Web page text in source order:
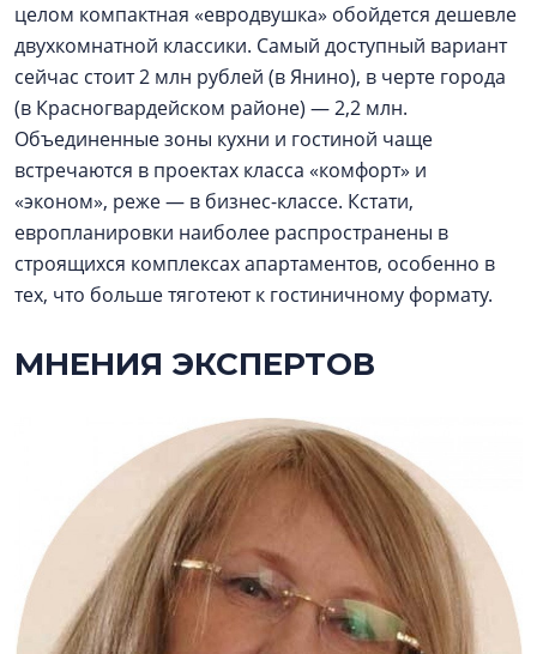
целом компактная «евродвушка» обойдется дешевле
двухкомнатной классики. Самый доступный вариант
сейчас стоит 2 млн рублей (в Янино), в черте города
(в Красногвардейском районе) — 2,2 млн.
Объединенные зоны кухни и гостиной чаще
встречаются в проектах класса «комфорт» и
«эконом», реже — в бизнес-классе. Кстати,
европланировки наиболее распространены в
строящихся комплексах апартаментов, особенно в
тех, что больше тяготеют к гостиничному формату.
МНЕНИЯ ЭКСПЕРТОВ